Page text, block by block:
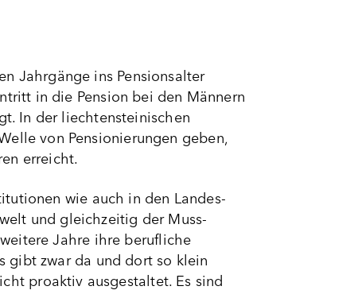
Jahrgänge ins Pensionsalter
in die Pension bei den Männern
In der liechtensteinischen
von Pensionierungen geben,
erreicht.
wie auch in den Landes-
und gleichzeitig der Muss-
Jahre ihre berufliche
gibt zwar da und dort so klein
proaktiv ausgestaltet. Es sind